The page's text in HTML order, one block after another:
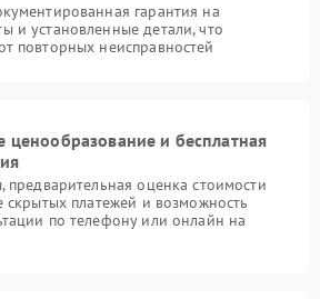
гарантия на
и установленные детали, что
повторных неисправностей
ценообразование и бесплатная
предварительная оценка стоимости
скрытых платежей и возможность
по телефону или онлайн на